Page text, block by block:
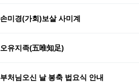
손미경(가회)보살 사미계
오유지족(五唯知足)
부처님오신 날 봉축 법요식 안내